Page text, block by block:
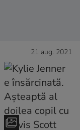
21 aug. 2021